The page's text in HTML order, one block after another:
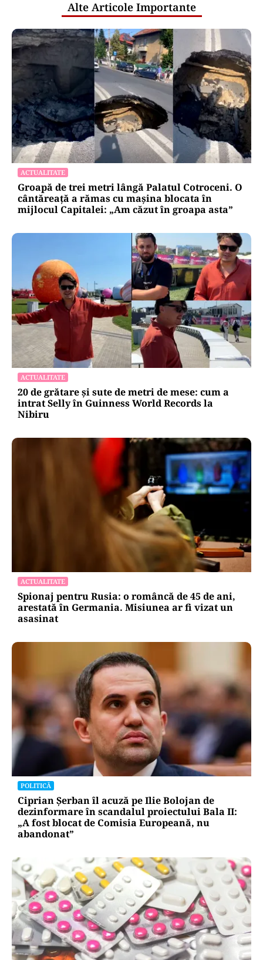
Alte Articole Importante
ACTUALITATE
Groapă de trei metri lângă Palatul Cotroceni. O
cântăreață a rămas cu mașina blocata în
mijlocul Capitalei: „Am căzut în groapa asta”
ACTUALITATE
20 de grătare și sute de metri de mese: cum a
intrat Selly în Guinness World Records la
Nibiru
ACTUALITATE
Spionaj pentru Rusia: o româncă de 45 de ani,
arestată în Germania. Misiunea ar fi vizat un
asasinat
POLITICĂ
Ciprian Șerban îl acuză pe Ilie Bolojan de
dezinformare în scandalul proiectului Bala II:
„A fost blocat de Comisia Europeană, nu
abandonat”